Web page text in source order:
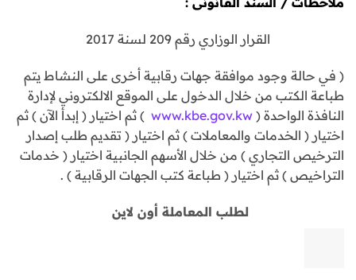
القرار الوزاري رقم 209 لسنة 2017
( في حالة وجود موافقة جهات رقابية أخرى على النشاط يتم
طباعة الكتب من خلال الدخول على الموقع الالكتروني لإدارة
النافذة الواحدة ( www.kbe.gov.kw ) ثم اختيار ( إبدأ الآن ) ثم
اختيار ( الخدمات والمعاملات ) ثم اختيار ( تقديم طلب إصدار
الترخيص التجاري ) من خلال الأسهم الجانبية اختيار ( خدمات
التراخيص ) ثم اختيار ( طباعة كتب الجهات الرقابية ) .
لطلب المعاملة أون لاين